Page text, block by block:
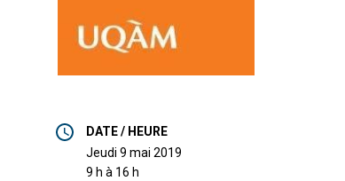
DATE / HEURE
jeudi 9 mai 2019
9 h à 16 h